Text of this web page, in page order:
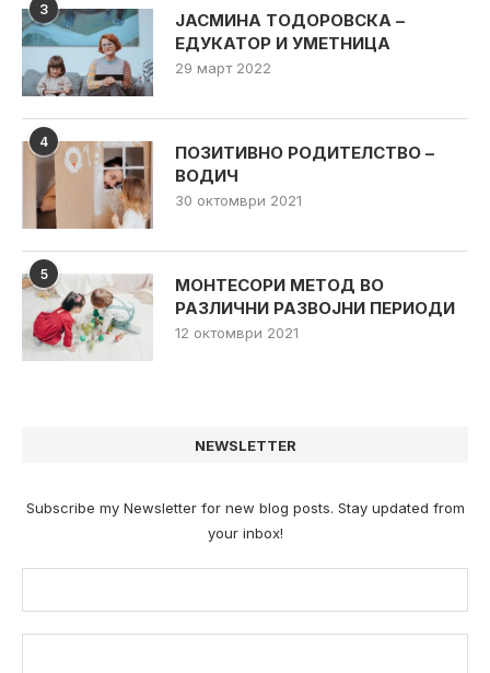
3
ЈАСМИНА ТОДОРОВСКА –
ЕДУКАТОР И УМЕТНИЦА
29 март 2022
4
ПОЗИТИВНО РОДИТЕЛСТВО –
ВОДИЧ
30 октомври 2021
5
МОНТЕСОРИ МЕТОД ВО
РАЗЛИЧНИ РАЗВОЈНИ ПЕРИОДИ
12 октомври 2021
NEWSLETTER
Subscribe my Newsletter for new blog posts. Stay updated from
your inbox!